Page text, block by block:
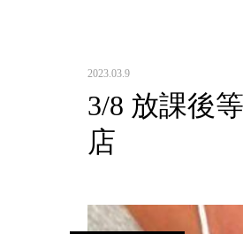
2023.03.9
3/8 放課後
店